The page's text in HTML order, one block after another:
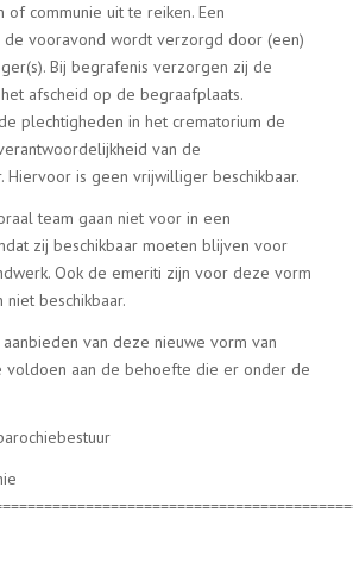
of communie uit te reiken. Een
de vooravond wordt verzorgd door (een)
Bij begrafenis verzorgen zij de
afscheid op de begraafplaats.
plechtigheden in het crematorium de
van de
Hiervoor is geen vrijwilliger beschikbaar.
team gaan niet voor in een
zij beschikbaar moeten blijven voor
Ook de emeriti zijn voor deze vorm
beschikbaar.
van deze nieuwe vorm van
voldoen aan de behoefte die er onder de